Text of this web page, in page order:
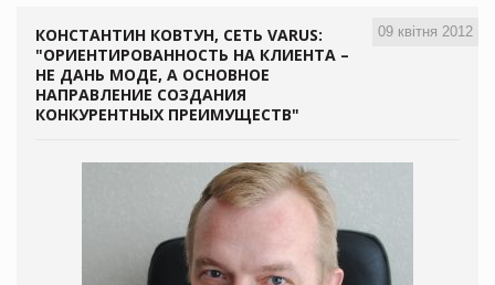
09 квітня 2012
КОНСТАНТИН КОВТУН, СЕТЬ VARUS:
"ОРИЕНТИРОВАННОСТЬ НА КЛИЕНТА –
НЕ ДАНЬ МОДЕ, А ОСНОВНОЕ
НАПРАВЛЕНИЕ СОЗДАНИЯ
КОНКУРЕНТНЫХ ПРЕИМУЩЕСТВ"